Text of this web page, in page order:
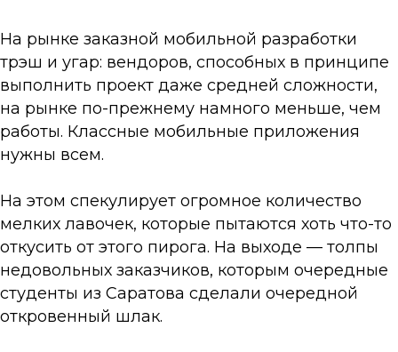
На рынке заказной мобильной разработки
трэш и угар: вендоров, способных в принципе
выполнить проект даже средней сложности,
на рынке по-прежнему намного меньше, чем
работы. Классные мобильные приложения
нужны всем.
На этом спекулирует огромное количество
мелких лавочек, которые пытаются хоть что-то
откусить от этого пирога. На выходе — толпы
недовольных заказчиков, которым очередные
студенты из Саратова сделали очередной
откровенный шлак.